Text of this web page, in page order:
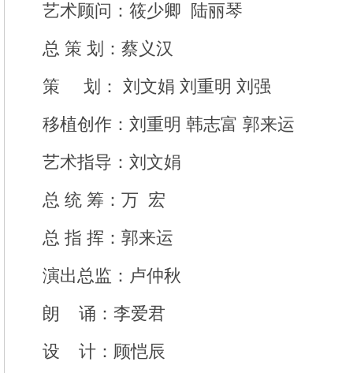
艺术顾问：筱少卿 陆丽琴
总 策 划：蔡义汉
策 划： 刘文娟 刘重明 刘强
移植创作：刘重明 韩志富 郭来运
艺术指导：刘文娟
总 统 筹：万 宏
总 指 挥：郭来运
演出总监：卢仲秋
朗 诵：李爱君
设 计：顾恺辰